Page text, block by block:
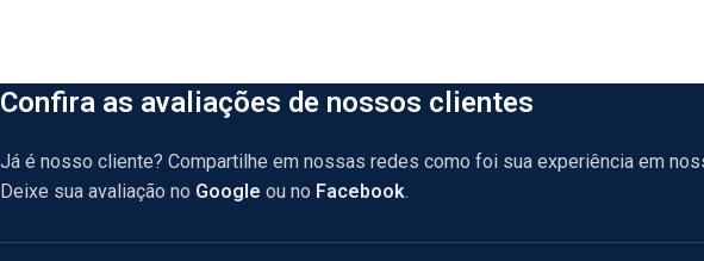
Confira as avaliações de nossos clientes
Já é nosso cliente? Compartilhe em nossas redes como foi sua experiência em
Deixe sua avaliação no Google ou no Facebook.